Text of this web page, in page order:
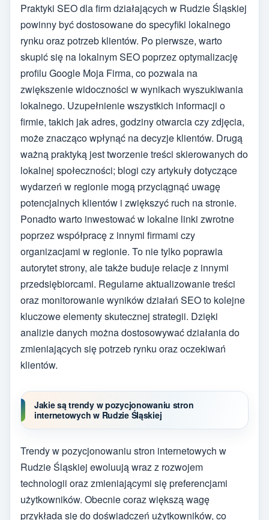
Praktyki SEO dla firm działających w Rudzie Śląskiej
powinny być dostosowane do specyfiki lokalnego
rynku oraz potrzeb klientów. Po pierwsze, warto
skupić się na lokalnym SEO poprzez optymalizację
profilu Google Moja Firma, co pozwala na
zwiększenie widoczności w wynikach wyszukiwania
lokalnego. Uzupełnienie wszystkich informacji o
firmie, takich jak adres, godziny otwarcia czy zdjęcia,
może znacząco wpłynąć na decyzje klientów. Drugą
ważną praktyką jest tworzenie treści skierowanych do
lokalnej społeczności; blogi czy artykuły dotyczące
wydarzeń w regionie mogą przyciągnąć uwagę
potencjalnych klientów i zwiększyć ruch na stronie.
Ponadto warto inwestować w lokalne linki zwrotne
poprzez współpracę z innymi firmami czy
organizacjami w regionie. To nie tylko poprawia
autorytet strony, ale także buduje relacje z innymi
przedsiębiorcami. Regularne aktualizowanie treści
oraz monitorowanie wyników działań SEO to kolejne
kluczowe elementy skutecznej strategii. Dzięki
analizie danych można dostosowywać działania do
zmieniających się potrzeb rynku oraz oczekiwań
klientów.
Jakie są trendy w pozycjonowaniu stron
internetowych w Rudzie Śląskiej
Trendy w pozycjonowaniu stron internetowych w
Rudzie Śląskiej ewoluują wraz z rozwojem
technologii oraz zmieniającymi się preferencjami
użytkowników. Obecnie coraz większą wagę
przykłada się do doświadczeń użytkowników, co